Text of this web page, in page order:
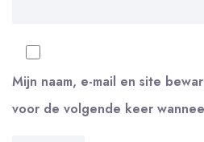
Mijn naam, e-mail en site
voor de volgende keer